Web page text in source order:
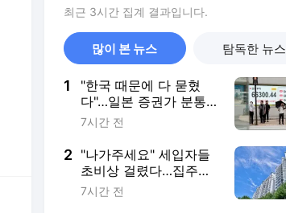
최근 3시간 집계 결과입니다.
많이 본 뉴스 탐독한 뉴스
1
"한국 때문에 다 묻혔
다"…일본 증권가 분통
터트린 이유 [도쿄나우]
7시간 전
2 "나가주세요" 세입자들
초비상 걸렸다…집주인
도 '골머리' [시장톡]
7시간 전